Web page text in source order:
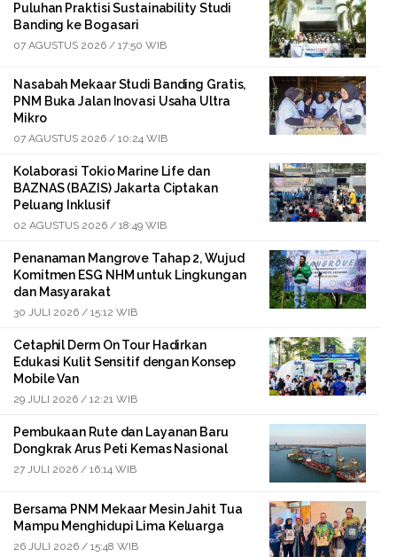
Puluhan Praktisi Sustainability Studi
Banding ke Bogasari
07 AGUSTUS 2026 / 17:50 WIB
Nasabah Mekaar Studi Banding Gratis,
PNM Buka Jalan Inovasi Usaha Ultra
Mikro
07 AGUSTUS 2026 / 10:24 WIB
Kolaborasi Tokio Marine Life dan
BAZNAS (BAZIS) Jakarta Ciptakan
Peluang Inklusif
02 AGUSTUS 2026 / 18:49 WIB
Penanaman Mangrove Tahap 2, Wujud
Komitmen ESG NHM untuk Lingkungan
dan Masyarakat
30 JULI 2026 / 15:12 WIB
Cetaphil Derm On Tour Hadirkan
Edukasi Kulit Sensitif dengan Konsep
Mobile Van
29 JULI 2026 / 12:21 WIB
Pembukaan Rute dan Layanan Baru
Dongkrak Arus Peti Kemas Nasional
27 JULI 2026 / 16:14 WIB
Bersama PNM Mekaar Mesin Jahit Tua
Mampu Menghidupi Lima Keluarga
26 JULI 2026 / 15:48 WIB